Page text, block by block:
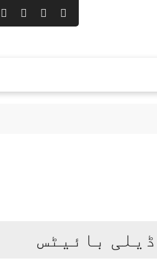
پوسٹ مارٹم کروانے کا فیصلہ
ڈیلی بائیٹس